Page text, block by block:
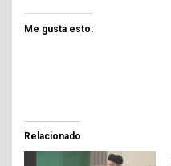
Me gusta esto:
Relacionado